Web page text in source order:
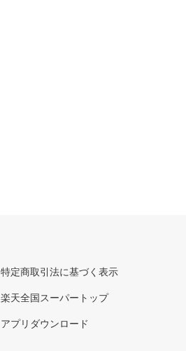
特定商取引法に基づく表示
楽天全国スーパートップ
アプリダウンロード